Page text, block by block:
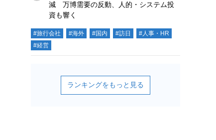
減 万博需要の反動、人的・システム投
資も響く
#旅行会社 #海外 #国内 #訪日
#人事・HR
#経営